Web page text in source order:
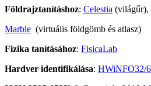
Földrajztanításhoz: Celestia (világűr),
Marble (virtuális földgömb és atlasz)
Fizika tanításához: FisicaLab
Hardver identifikálása: HWiNFO32/